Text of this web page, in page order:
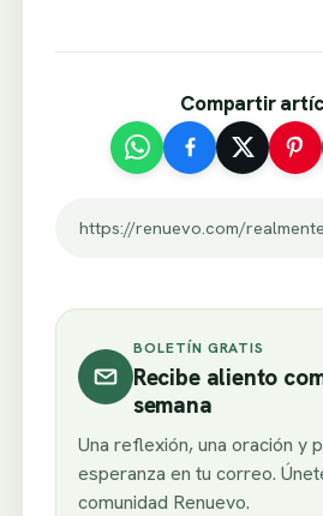
Compartir
BOLETÍN GRATIS
Recibe aliento
semana
Una reflexión, una oración y
esperanza en tu correo.
comunidad Renuevo.